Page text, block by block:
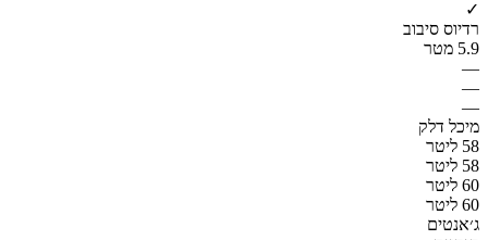
✓
רדיוס סיבוב
5.9 מטר
—
—
—
מיכל דלק
58 ליטר
58 ליטר
60 ליטר
60 ליטר
ג׳אנטים